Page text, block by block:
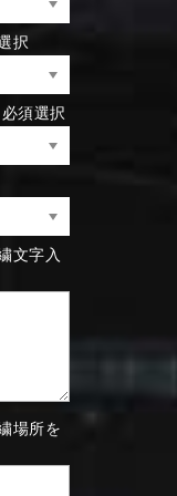
択
須選択
文字入
場所を